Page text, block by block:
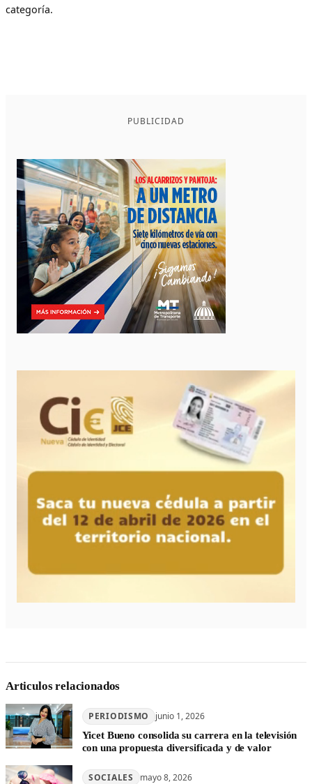
categoría.
PUBLICIDAD
Articulos relacionados
PERIODISMO junio 1, 2026
Yicet Bueno consolida su carrera en la televisión
con una propuesta diversificada y de valor
SOCIALES mayo 8, 2026